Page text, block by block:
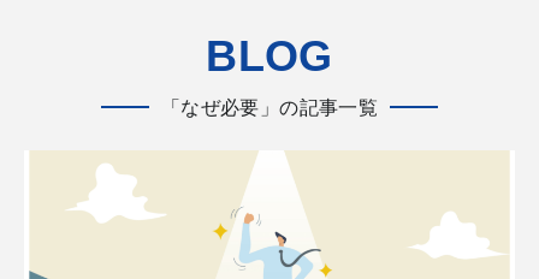
BLOG
「なぜ必要」の記事一覧